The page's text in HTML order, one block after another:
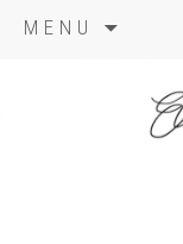
MENU